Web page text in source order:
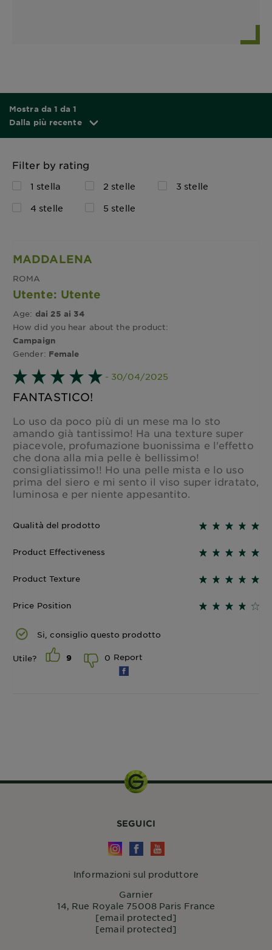
Mostra da 1 da 1
Dalla più recente
Filter by rating
1 stella 2 stelle
3 stelle
4 stelle
5 stelle
MADDALENA
ROMA
Utente: Utente
Age: dai 25 ai 34
How did you hear about the product:
Campaign
Gender: Female
- 30/04/2025
FANTASTICO!
Lo uso da poco più di un mese ma lo sto
amando già tantissimo! Ha una texture super
piacevole, profumazione buonissima e l'effetto
che dona alla mia pelle è bellissimo!
consigliatissimo!! Ho una pelle mista e lo uso
prima del siero e mi sento il viso super idratato,
luminosa e per niente appesantito.
Qualità del prodotto
Product Effectiveness
Product Texture
Price Position
Si, consiglio questo prodotto
Utile? 9 0 Report
SEGUICI
Informazioni sul produttore
Garnier
14, Rue Royale 75008 Paris France
[email protected]
[email protected]